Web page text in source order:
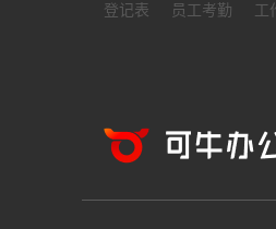
登记表
员工考勤 工